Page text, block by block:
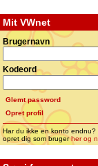
Mit VWnet
Brugernavn
Kodeord
Glemt password
Opret profil
Har du ikke en konto
opret dig som brugerher og